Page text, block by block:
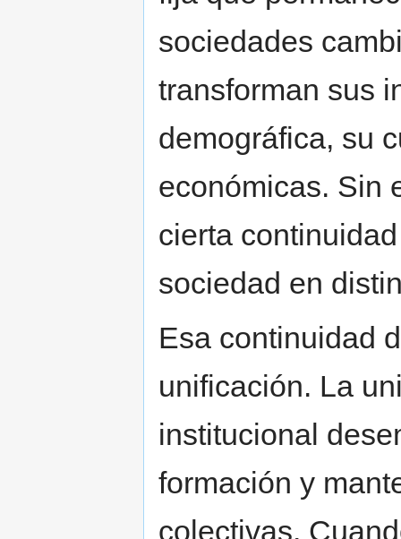
sociedades
transforman sus
demográfica, su
económicas. Sin
cierta
sociedad en
Esa continuidad
unificación. La
institucional
formación y
colectivas.